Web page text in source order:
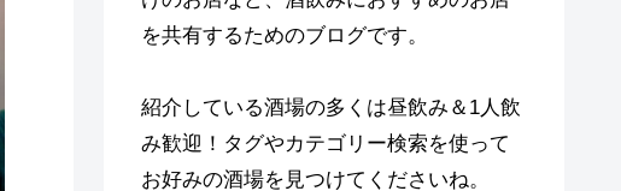
を共有するためのブログです。
紹介している酒場の多くは昼飲み＆1人飲
み歓迎！タグやカテゴリー検索を使って
お好みの酒場を見つけてくださいね。